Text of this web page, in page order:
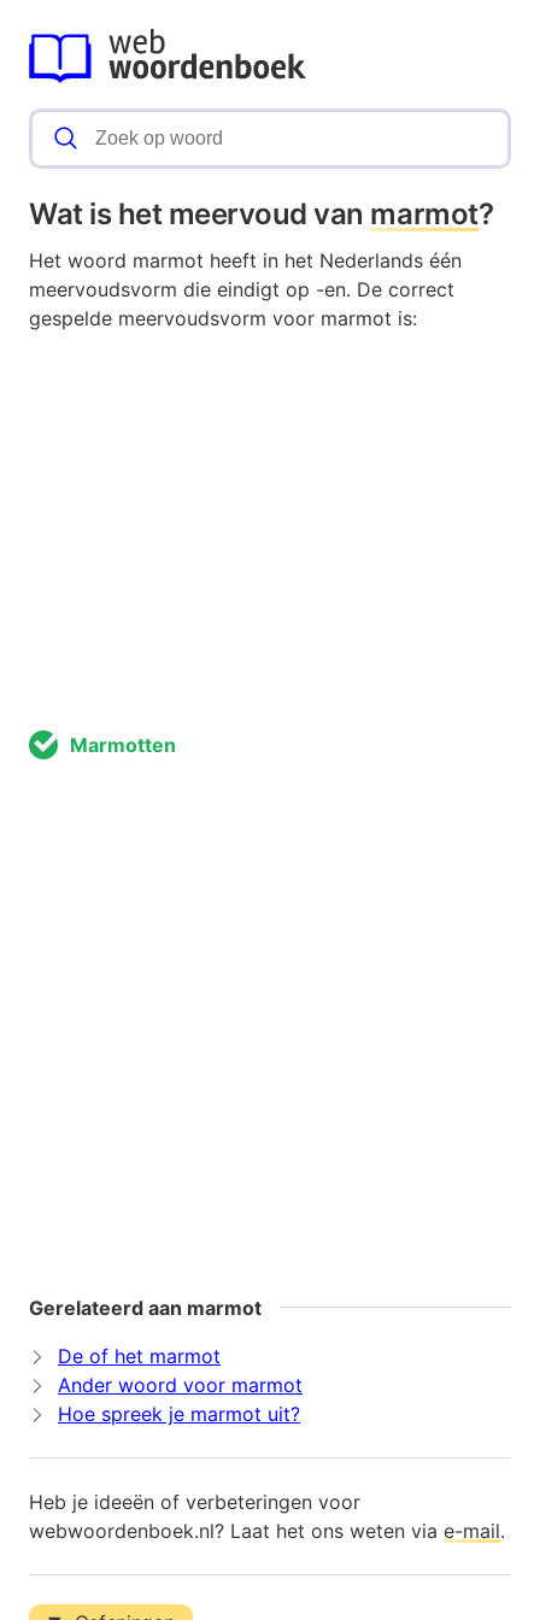
Wat is het meervoud van marmot?
Het woord marmot heeft in het Nederlands één
meervoudsvorm die eindigt op -en. De correct
gespelde meervoudsvorm voor marmot is:
Marmotten
Gerelateerd aan marmot
De of het marmot
Ander woord voor marmot
Hoe spreek je marmot uit?
Heb je ideeën of verbeteringen voor
webwoordenboek.nl? Laat het ons weten via e-mail.